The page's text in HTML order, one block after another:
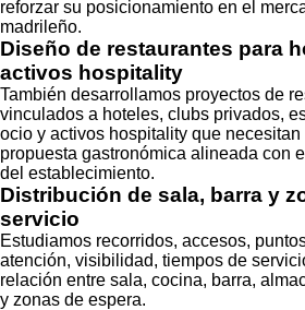
reforzar su posicionamiento en el
madrileño.
Diseño de restaurantes para
activos hospitality
También desarrollamos proyectos de
vinculados a hoteles, clubs privados,
ocio y activos hospitality que necesitan
propuesta gastronómica alineada con
del establecimiento.
Distribución de sala, barra y
servicio
Estudiamos recorridos, accesos,
atención, visibilidad, tiempos de
relación entre sala, cocina, barra,
y zonas de espera.